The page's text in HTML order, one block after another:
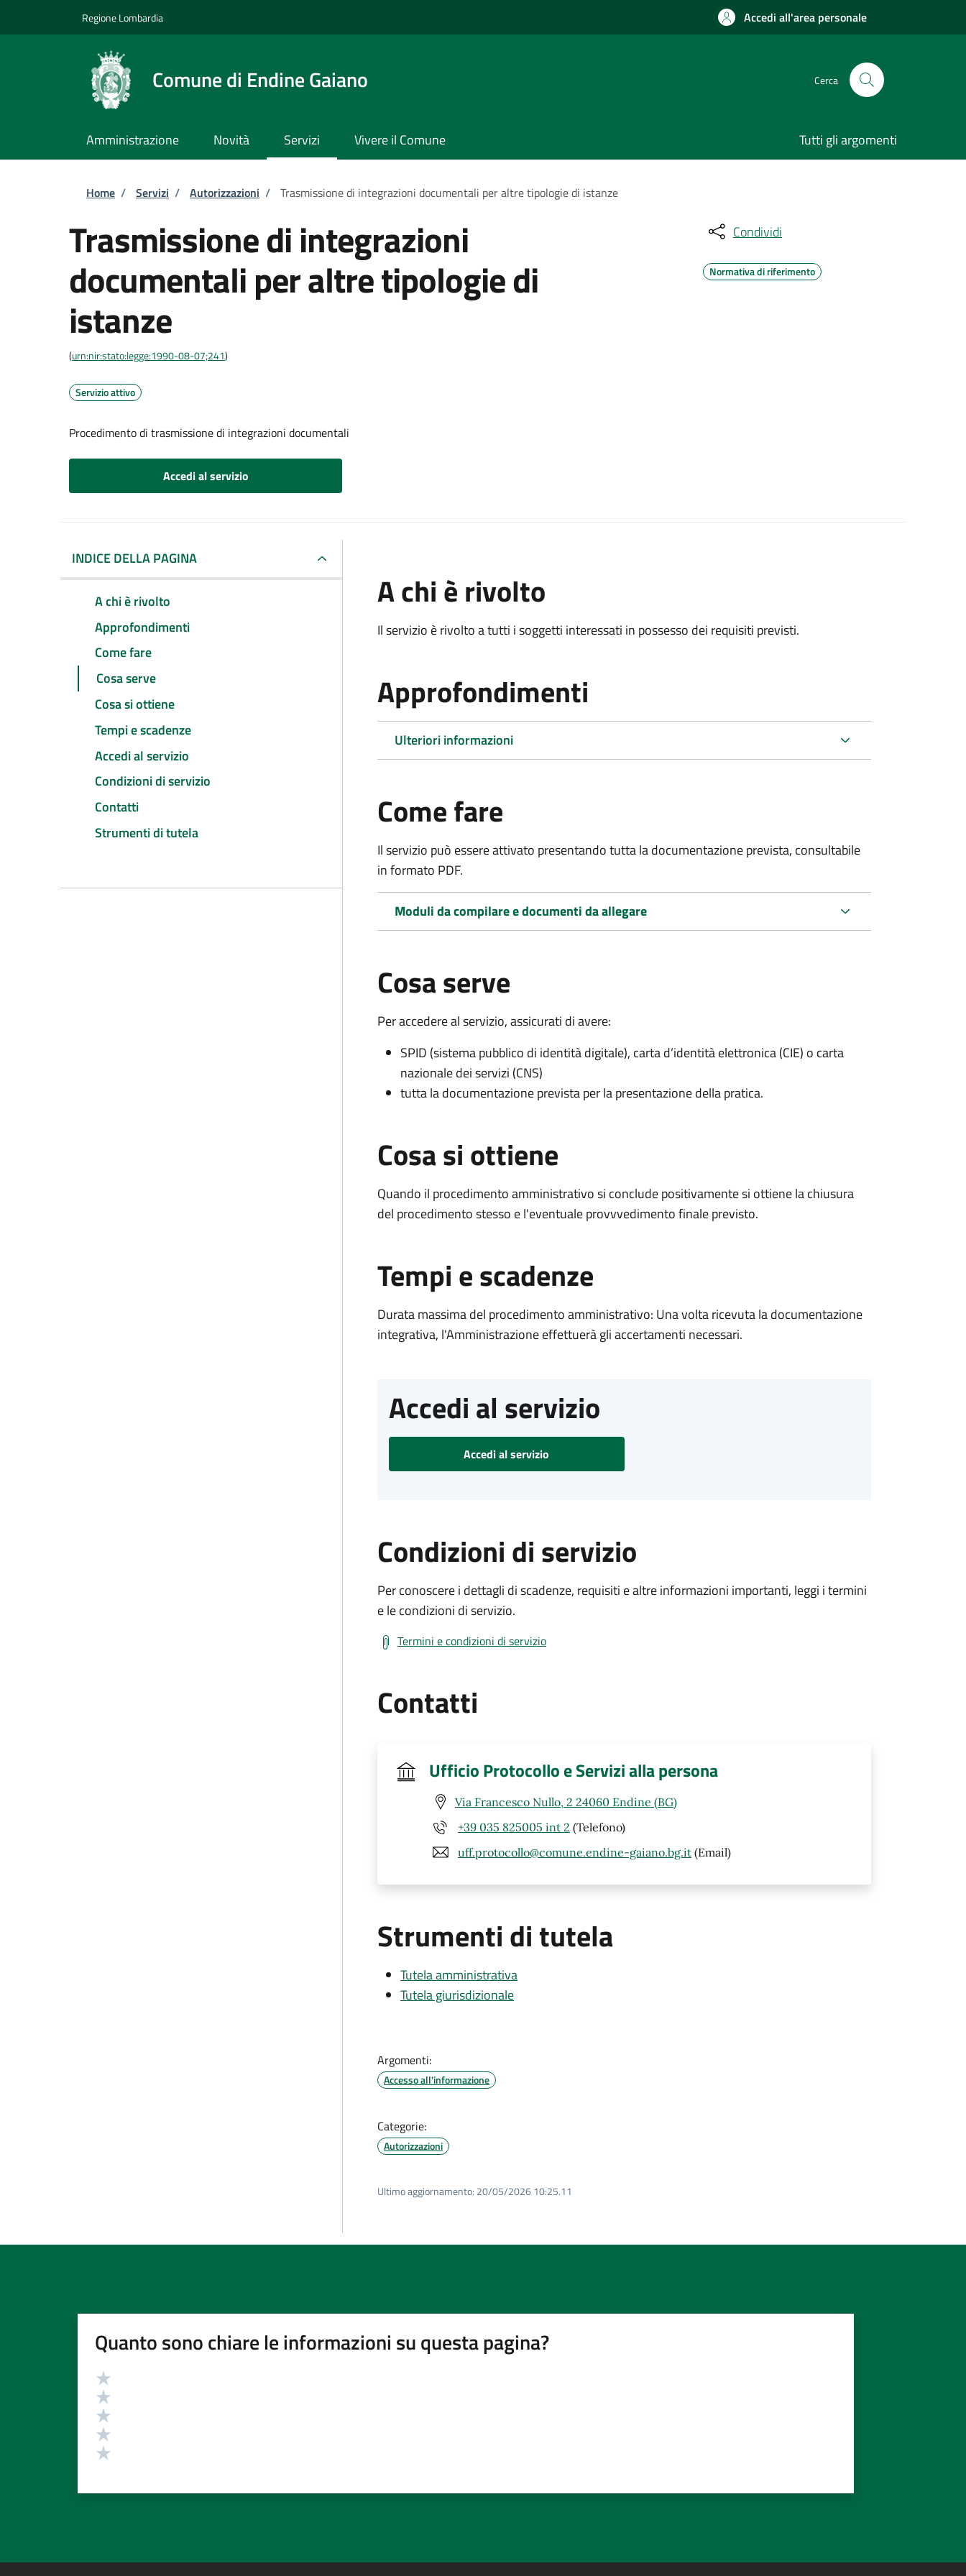
Regione Lombardia Accedi all'area personale
Comune di Endine Gaiano Cerca
Amministrazione Novità Servizi Vivere il Comune Tutti gli argomenti
Briciole di pane
Home / Servizi / Autorizzazioni / Trasmissione di integrazioni documentali per altre tipologie di istanze
Trasmissione di integrazioni
documentali per altre tipologie di
istanze
(urn:nir:stato:legge:1990-08-07;241)
Servizio attivo
Procedimento di trasmissione di integrazioni documentali
Accedi al servizio
Condividi
Normativa di riferimento
INDICE DELLA PAGINA
A chi è rivolto
Approfondimenti
Come fare
Cosa serve
Cosa si ottiene
Tempi e scadenze
Accedi al servizio
Condizioni di servizio
Contatti
Strumenti di tutela
A chi è rivolto
Il servizio è rivolto a tutti i soggetti interessati in possesso dei requisiti previsti.
Approfondimenti
Ulteriori informazioni
Come fare
Il servizio può essere attivato presentando tutta la documentazione prevista, consultabile
in formato PDF.
Moduli da compilare e documenti da allegare
Cosa serve
Per accedere al servizio, assicurati di avere:
SPID (sistema pubblico di identità digitale), carta d’identità elettronica (CIE) o carta
nazionale dei servizi (CNS)
tutta la documentazione prevista per la presentazione della pratica.
Cosa si ottiene
Quando il procedimento amministrativo si conclude positivamente si ottiene la chiusura
del procedimento stesso e l'eventuale provvvedimento finale previsto.
Tempi e scadenze
Durata massima del procedimento amministrativo: Una volta ricevuta la documentazione
integrativa, l'Amministrazione effettuerà gli accertamenti necessari.
Accedi al servizio
Accedi al servizio
Condizioni di servizio
Per conoscere i dettagli di scadenze, requisiti e altre informazioni importanti, leggi i termini
e le condizioni di servizio.
Termini e condizioni di servizio
Contatti
Ufficio Protocollo e Servizi alla persona
Via Francesco Nullo, 2 24060 Endine (BG)
+39 035 825005 int 2 (Telefono)
uff.protocollo@comune.endine-gaiano.bg.it (Email)
Strumenti di tutela
Tutela amministrativa
Tutela giurisdizionale
Argomenti:
Accesso all'informazione
Categorie:
Autorizzazioni
Ultimo aggiornamento: 20/05/2026 10:25.11
Quanto sono chiare le informazioni su questa pagina?
Valutazione